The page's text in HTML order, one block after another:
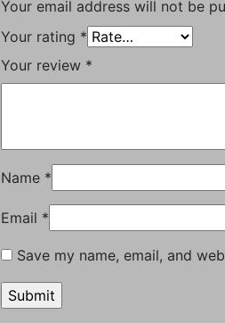
Your email address will not be
Your rating *
Your review *
Name *
Email *
Save my name, email, and